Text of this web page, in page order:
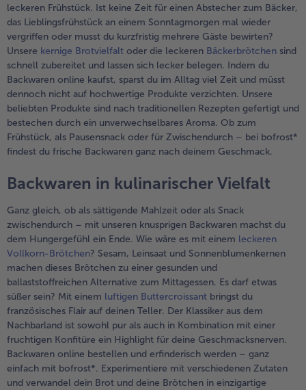
leckeren Frühstück. Ist keine Zeit für einen Abstecher zum Bäcker,
das Lieblingsfrühstück an einem Sonntagmorgen mal wieder
vergriffen oder musst du kurzfristig mehrere Gäste bewirten?
Unsere kernige Brotvielfalt oder die leckeren Bäckerbrötchen sind
schnell zubereitet und lassen sich lecker belegen. Indem du
Backwaren online kaufst, sparst du im Alltag viel Zeit und müsst
dennoch nicht auf hochwertige Produkte verzichten. Unsere
beliebten Produkte sind nach traditionellen Rezepten gefertigt und
bestechen durch ein unverwechselbares Aroma. Ob zum
Frühstück, als Pausensnack oder für Zwischendurch – bei bofrost*
findest du frische Backwaren ganz nach deinem Geschmack.
Backwaren in kulinarischer Vielfalt
Ganz gleich, ob als sättigende Mahlzeit oder als Snack
zwischendurch – mit unseren knusprigen Backwaren machst du
dem Hungergefühl ein Ende. Wie wäre es mit einem leckeren
Vollkorn-Brötchen? Sesam, Leinsaat und Sonnenblumenkernen
machen dieses Brötchen zu einer gesunden und
ballaststoffreichen Alternative zum Mittagessen. Es darf etwas
süßer sein? Mit einem luftigen Buttercroissant bringst du
französisches Flair auf deinen Teller. Der Klassiker aus dem
Nachbarland ist sowohl pur als auch in Kombination mit einer
fruchtigen Konfitüre ein Highlight für deine Geschmacksnerven.
Backwaren online bestellen und erfinderisch werden – ganz
einfach mit bofrost*. Experimentiere mit verschiedenen Zutaten
und verwandel dein Brot und deine Brötchen in einzigartige